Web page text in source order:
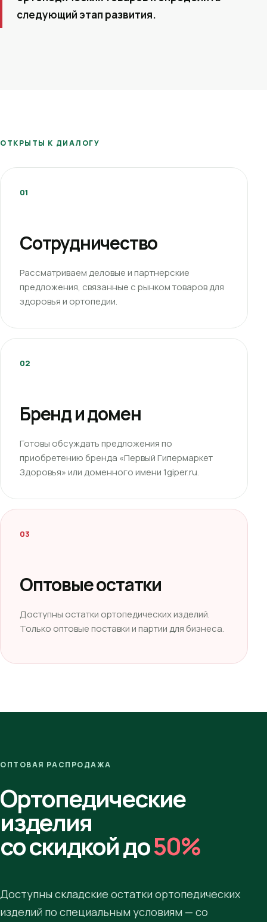
следующий этап развития.
ОТКРЫТЫ К ДИАЛОГУ
01
Сотрудничество
Рассматриваем деловые и партнерские
предложения, связанные с рынком товаров для
здоровья и ортопедии.
02
Бренд и домен
Готовы обсуждать предложения по
приобретению бренда «Первый Гипермаркет
Здоровья» или доменного имени 1giper.ru.
03
Оптовые остатки
Доступны остатки ортопедических изделий.
Только оптовые поставки и партии для бизнеса.
ОПТОВАЯ РАСПРОДАЖА
Ортопедические
изделия
со скидкой до50%
Доступны складские остатки ортопедических
изделий по специальным условиям — со